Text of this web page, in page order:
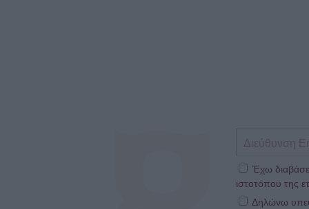
Έχω
ιστοτόπου της
Δηλώνω